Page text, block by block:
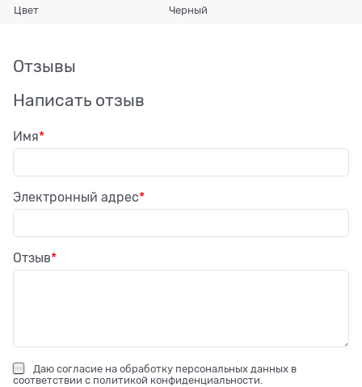
Цвет Черный
Отзывы
Написать отзыв
Имя
Электронный адрес
Отзыв
Даю согласие на обработку персональных данных в
соответствии с политикой конфиденциальности